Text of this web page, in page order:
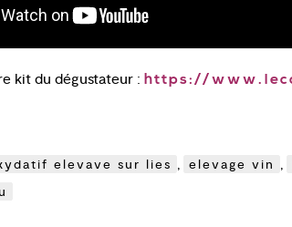
kit du dégustateur :https://
elevave sur lies , elevage vin ,